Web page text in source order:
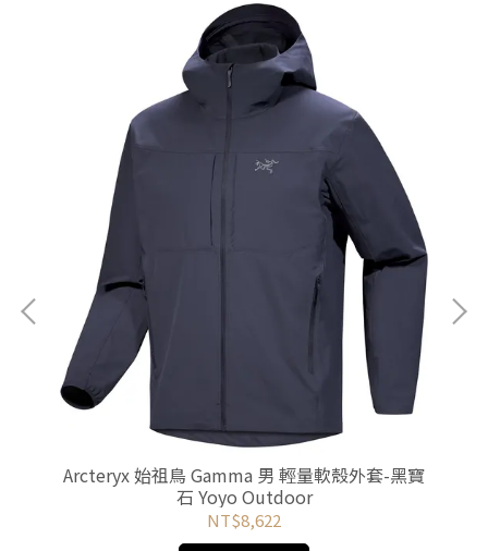
Arcteryx 始祖鳥 Gamma 男 輕量軟殼外套-黑寶
石 Yoyo Outdoor
NT$8,622